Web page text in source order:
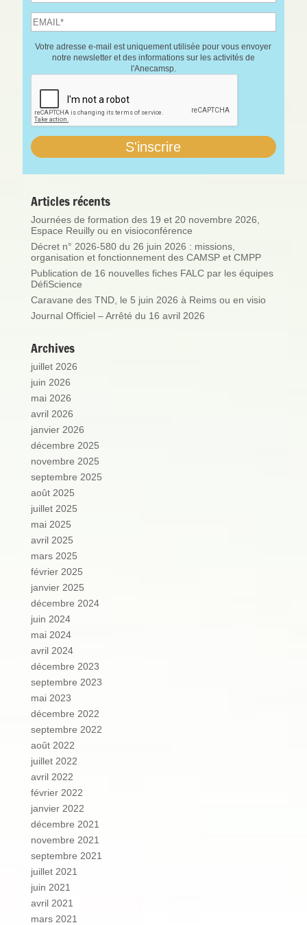
Votre adresse e-mail est uniquement utilisée pour vous envoyer
notre newsletter et des informations sur les activités de
l'Anecamsp.
Articles récents
Journées de formation des 19 et 20 novembre 2026,
Espace Reuilly ou en visioconférence
Décret n° 2026-580 du 26 juin 2026 : missions,
organisation et fonctionnement des CAMSP et CMPP
Publication de 16 nouvelles fiches FALC par les équipes
DéfiScience
Caravane des TND, le 5 juin 2026 à Reims ou en visio
Journal Officiel – Arrêté du 16 avril 2026
Archives
juillet 2026
juin 2026
mai 2026
avril 2026
janvier 2026
décembre 2025
novembre 2025
septembre 2025
août 2025
juillet 2025
mai 2025
avril 2025
mars 2025
février 2025
janvier 2025
décembre 2024
juin 2024
mai 2024
avril 2024
décembre 2023
septembre 2023
mai 2023
décembre 2022
septembre 2022
août 2022
juillet 2022
avril 2022
février 2022
janvier 2022
décembre 2021
novembre 2021
septembre 2021
juillet 2021
juin 2021
avril 2021
mars 2021